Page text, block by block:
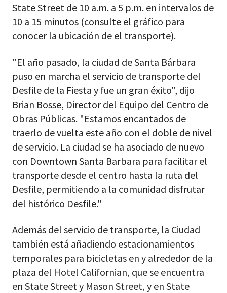
State Street de 10 a.m. a 5 p.m. en intervalos de
10 a 15 minutos (consulte el gráfico para
conocer la ubicación de el transporte).
"El año pasado, la ciudad de Santa Bárbara
puso en marcha el servicio de transporte del
Desfile de la Fiesta y fue un gran éxito", dijo
Brian Bosse, Director del Equipo del Centro de
Obras Públicas. "Estamos encantados de
traerlo de vuelta este año con el doble de nivel
de servicio. La ciudad se ha asociado de nuevo
con Downtown Santa Barbara para facilitar el
transporte desde el centro hasta la ruta del
Desfile, permitiendo a la comunidad disfrutar
del histórico Desfile."
Además del servicio de transporte, la Ciudad
también está añadiendo estacionamientos
temporales para bicicletas en y alrededor de la
plaza del Hotel Californian, que se encuentra
en State Street y Mason Street, y en State